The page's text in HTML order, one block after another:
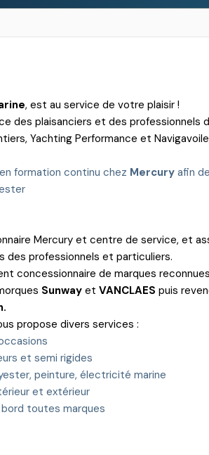
, est au service de votre plaisir !
des plaisanciers et des professionnels
Yachting Performance et
formation continu chez Mercury afin
Mercury et centre de service, et
des professionnels et particuliers.
concessionnaire de marques
Sunway et VANCLAES puis
propose divers services :
et semi rigides
peinture, électricité marine
et extérieur
toutes marques